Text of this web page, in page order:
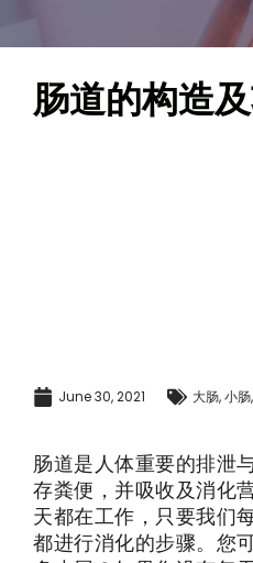
肠道的构造
June 30, 2021 大肠,小肠,
肠道是人体重要的排泄
存粪便，并吸收及消化
天都在工作，只要我们
都进行消化的步骤。您